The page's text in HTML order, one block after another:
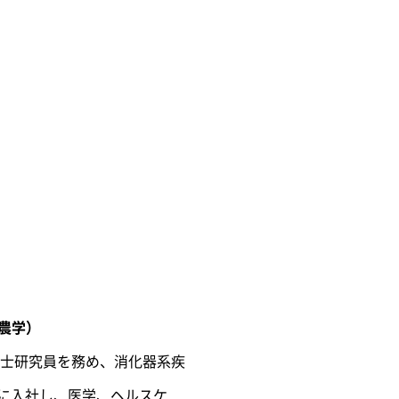
学）
研究員を務め、消化器系疾
入社し、医学、ヘルスケ